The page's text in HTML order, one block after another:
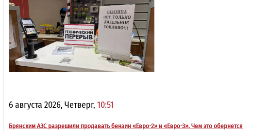
6 августа 2026, Четверг, 10:51
Брянским АЗС разрешили продавать бензин «Евро-2» и «Евро-3». Чем это обернется